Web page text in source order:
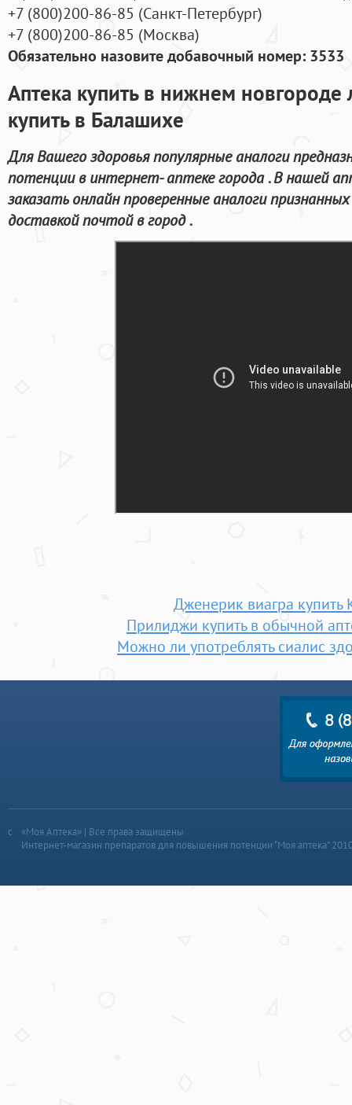
+7 (800)200-86-85 (Санкт-Петербург)
+7 (800)200-86-85 (Москва)
Обязательно назовите добавочный номер: 3533
Аптека купить в нижнем новгороде
купить в Балашихе
Для Вашего здоровья популярные аналоги
потенции в интернет- аптеке города . В нашей
заказать онлайн проверенные аналоги
доставкой почтой в город .
Дженерик виагра купить
Прилиджи купить в обычной
Можно ли употреблять сиалис
«Моя Аптека» | Все права защищены
Интернет-магазин препаратов для повышения потенции “Моя аптека”